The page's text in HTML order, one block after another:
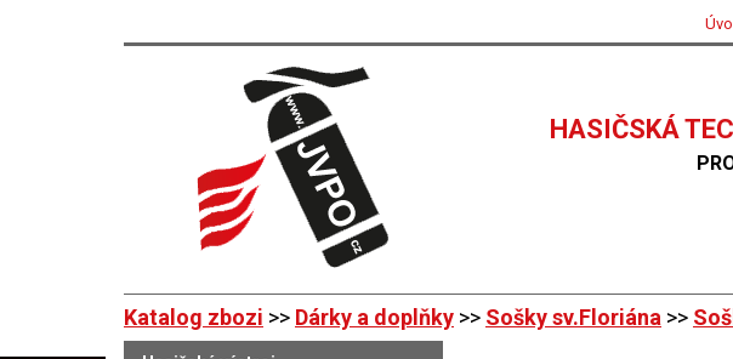
HASIČSKÁ
Katalog zbozi >> Dárky a doplňky >> Sošky sv.Floriána >>